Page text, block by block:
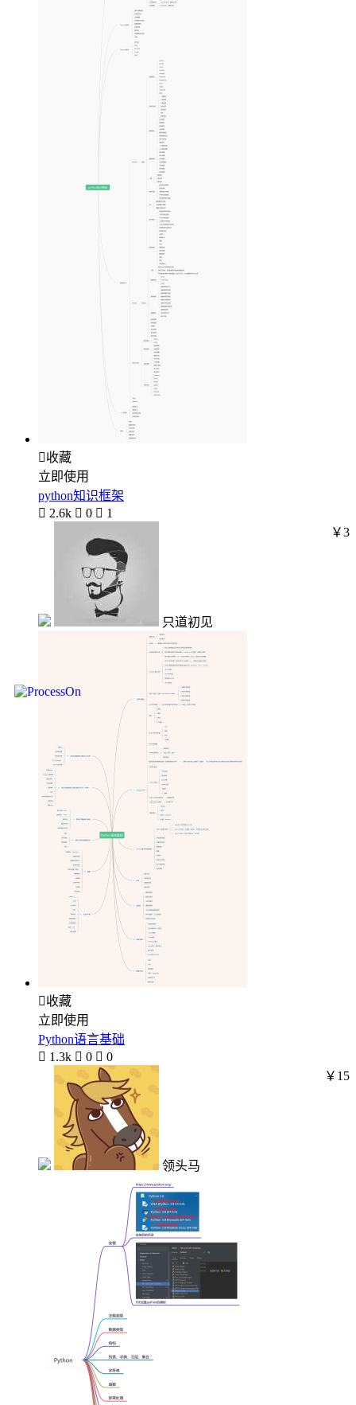
收藏
立即使用
python知识框架
 2.6k  0  1
只道初见
￥3
收藏
立即使用
Python语言基础
 1.3k  0  0
领头马
￥15